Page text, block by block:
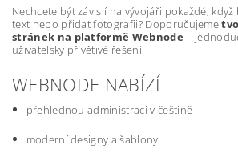
Nechcete být závislí na vývojáři pokaždé,
text nebo přidat fotografii? Doporučujeme
stránek na platformě Webnode –
uživatelsky přívětivé řešení.
WEBNODE NABÍZÍ
přehlednou administraci v češtině
moderní designy a šablony